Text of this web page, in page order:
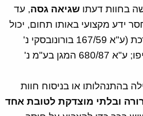
בחוות דעתו שגיאה גסה, עד
ידע מקצועי באותו תחום, יכול
לומר שדעתו מופרכת (ע"א 167/59 בורונובסקי נ'
עירית תל-אביב – יפו; ע"א 680/87 המגן בע"מ נ'
בהתנהלותו או בניסוח חוות
ובלתי מוצדקת לטובת אחד